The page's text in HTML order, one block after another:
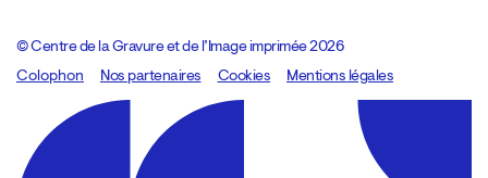
© Centre de la Gravure et de l’Image imprimée 2026
Colophon
Design:Marcel Kaczmarek, code:8080.studio
Nos partenaires Cookies Mentions légales